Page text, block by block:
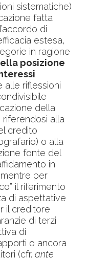
sistematiche)
fatta
di
estesa,
in ragione
posizione
alle riflessioni
della
riferendosi alla
credito
o alla
fonte del
in
per
il riferimento
di aspettative
il creditore
di terzi
di
o ancora
(cfr. ante